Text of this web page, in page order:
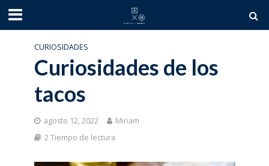
CURIOSIDADES
Curiosidades de los
tacos
agosto 12, 2022
Miriam
2 Tiempo de lectura